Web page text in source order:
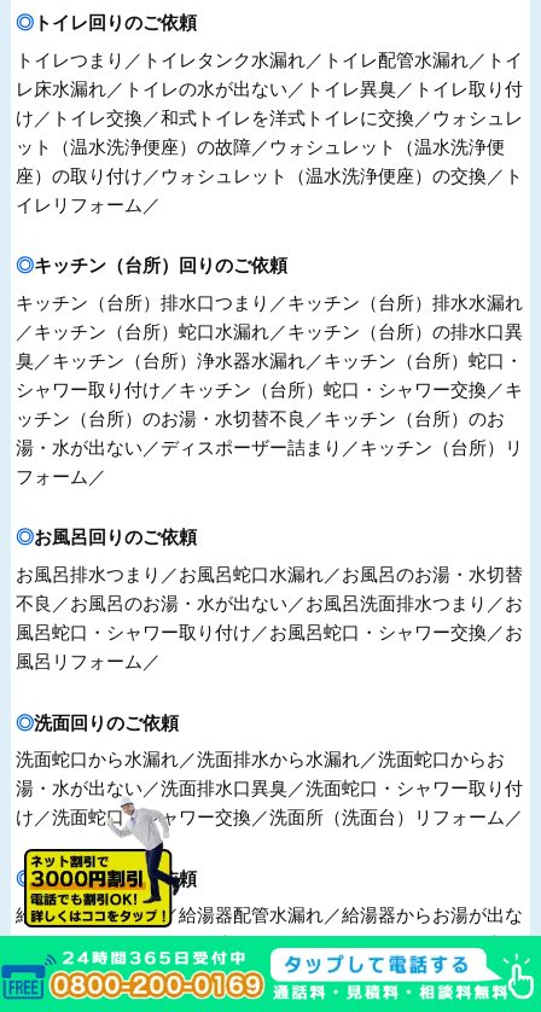
トイレ回りのご依頼
トイレつまり／トイレタンク水漏れ／トイレ配管水漏れ／トイ
レ床水漏れ／トイレの水が出ない／トイレ異臭／トイレ取り付
け／トイレ交換／和式トイレを洋式トイレに交換／ウォシュレ
ット（温水洗浄便座）の故障／ウォシュレット（温水洗浄便
座）の取り付け／ウォシュレット（温水洗浄便座）の交換／ト
イレリフォーム／
キッチン（台所）回りのご依頼
キッチン（台所）排水口つまり／キッチン（台所）排水水漏れ
／キッチン（台所）蛇口水漏れ／キッチン（台所）の排水口異
臭／キッチン（台所）浄水器水漏れ／キッチン（台所）蛇口・
シャワー取り付け／キッチン（台所）蛇口・シャワー交換／キ
ッチン（台所）のお湯・水切替不良／キッチン（台所）のお
湯・水が出ない／ディスポーザー詰まり／キッチン（台所）リ
フォーム／
お風呂回りのご依頼
お風呂排水つまり／お風呂蛇口水漏れ／お風呂のお湯・水切替
不良／お風呂のお湯・水が出ない／お風呂洗面排水つまり／お
風呂蛇口・シャワー取り付け／お風呂蛇口・シャワー交換／お
風呂リフォーム／
洗面回りのご依頼
洗面蛇口から水漏れ／洗面排水から水漏れ／洗面蛇口からお
湯・水が出ない／洗面排水口異臭／洗面蛇口・シャワー取り付
け／洗面蛇口・シャワー交換／洗面所（洗面台）リフォーム／
給湯器回りのご依頼
給湯器蛇口水漏れ／給湯器配管水漏れ／給湯器からお湯が出な
い／給湯器のリモコン故障／給湯器の取り付け／給湯器の交換
／